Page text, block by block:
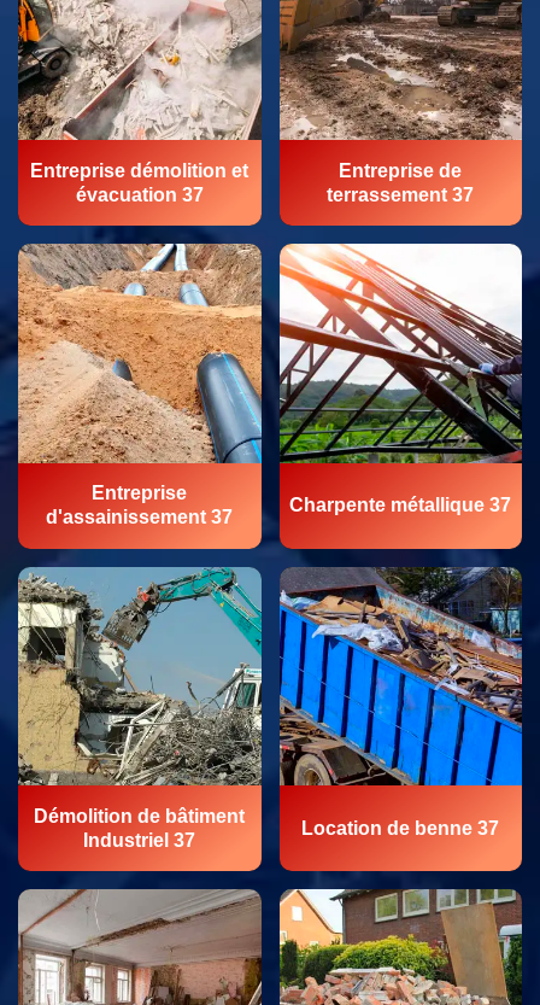
Entreprise démolition et
évacuation 37
Entreprise de
terrassement 37
Entreprise
d'assainissement 37
Charpente métallique 37
Démolition de bâtiment
Industriel 37
Location de benne 37